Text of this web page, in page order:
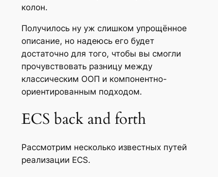
колон.
Получилось ну уж слишком упрощённое
описание, но надеюсь его будет
достаточно для того, чтобы вы смогли
прочувствовать разницу между
классическим ООП и компонентно-
ориентированным подходом.
ECS back and forth
Рассмотрим несколько известных путей
реализации ECS.